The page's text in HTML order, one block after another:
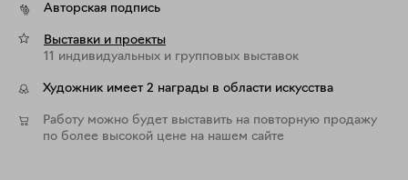
Авторская подпись
Выставки и проекты
11 индивидуальных и групповых выставок
Художник имеет 2 награды в области искусства
Работу можно будет выставить на повторную продажу
по более высокой цене на нашем сайте